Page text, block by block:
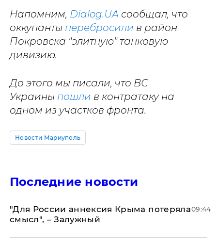
Напомним, Dialog.UA сообщал, что
оккупанты перебросили в район
Покровска "элитную" танковую
дивизию.
До этого мы писали, что ВС
Украины пошли в контратаку на
одном из участков фронта.
Новости Мариуполь
Последние новости
"Для России аннексия Крыма потеряла
смысл", – Залужный
09:44